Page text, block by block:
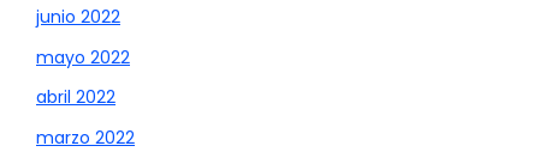
junio 2022
mayo 2022
abril 2022
marzo 2022